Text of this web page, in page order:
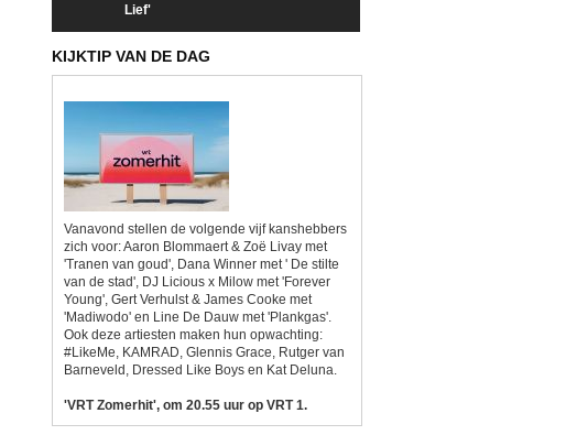
Lief'
KIJKTIP VAN DE DAG
Vanavond stellen de volgende vijf kanshebbers
zich voor: Aaron Blommaert & Zoë Livay met
'Tranen van goud', Dana Winner met ' De stilte
van de stad', DJ Licious x Milow met 'Forever
Young', Gert Verhulst & James Cooke met
'Madiwodo' en Line De Dauw met 'Plankgas'.
Ook deze artiesten maken hun opwachting:
#LikeMe, KAMRAD, Glennis Grace, Rutger van
Barneveld, Dressed Like Boys en Kat Deluna.
'VRT Zomerhit', om 20.55 uur op VRT 1.